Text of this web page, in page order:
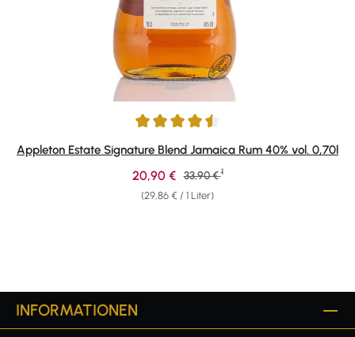
Durchschnittliche Bewertung von 4.58 von 5 Sternen
Appleton Estate Signature Blend Jamaica Rum 40% vol. 0,70l
(29,86 € / 1 Liter)
Verkaufspreis:
20,90 € Regulärer Preis:
33,90 € 1
INFORMATIONEN